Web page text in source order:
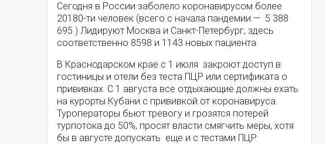
Сегодня в России заболело коронавирусом более
20180-ти человек (всего с начала пандемии — 5 388
695 ) Лидируют Москва и Санкт-Петербург, здесь
соответственно 8598 и 1143 новых пациента.
В Краснодарском крае с 1 июля закроют доступ в
гостиницы и отели без теста ПЦР или сертификата о
прививках. С 1 августа все отдыхающие должны ехать
на курорты Кубани с прививкой от коронавируса.
Туроператоры бьют тревогу и грозятся потерей
турпотока до 50%, просят власти смягчить меры, хотя
бы в августе допускать еще и с тестами ПЦР.